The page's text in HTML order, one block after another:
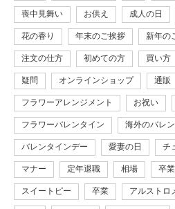
喪中見舞い お供え 成人の日
花の香り 年末のご挨拶 新年の
注文の仕方 初めての方 買い方
疑問 オンラインショップ 通販
フラワーアレンジメント お祝い
フラワーバレンタイン 海外のバレ
バレンタインデー 愛妻の日 チ
マナー 定年退職 相場 卒
スイートピー 卒業 アルストロ